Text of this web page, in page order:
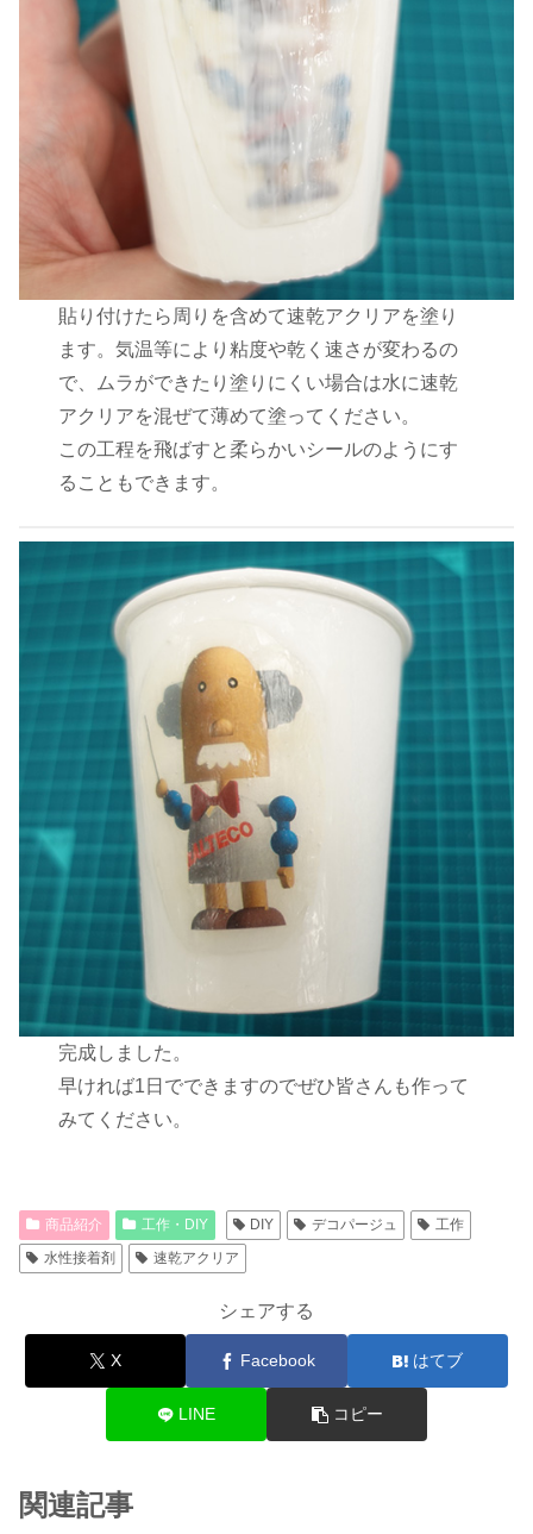
貼り付けたら周りを含めて速乾アクリアを塗り
ます。気温等により粘度や乾く速さが変わるの
で、ムラができたり塗りにくい場合は水に速乾
アクリアを混ぜて薄めて塗ってください。
この工程を飛ばすと柔らかいシールのようにす
ることもできます。
完成しました。
早ければ1日でできますのでぜひ皆さんも作って
みてください。
商品紹介 工作・DIY DIY デコパージュ
工作
水性接着剤
速乾アクリア
シェアする
X Facebook はてブ
LINE コピー
関連記事